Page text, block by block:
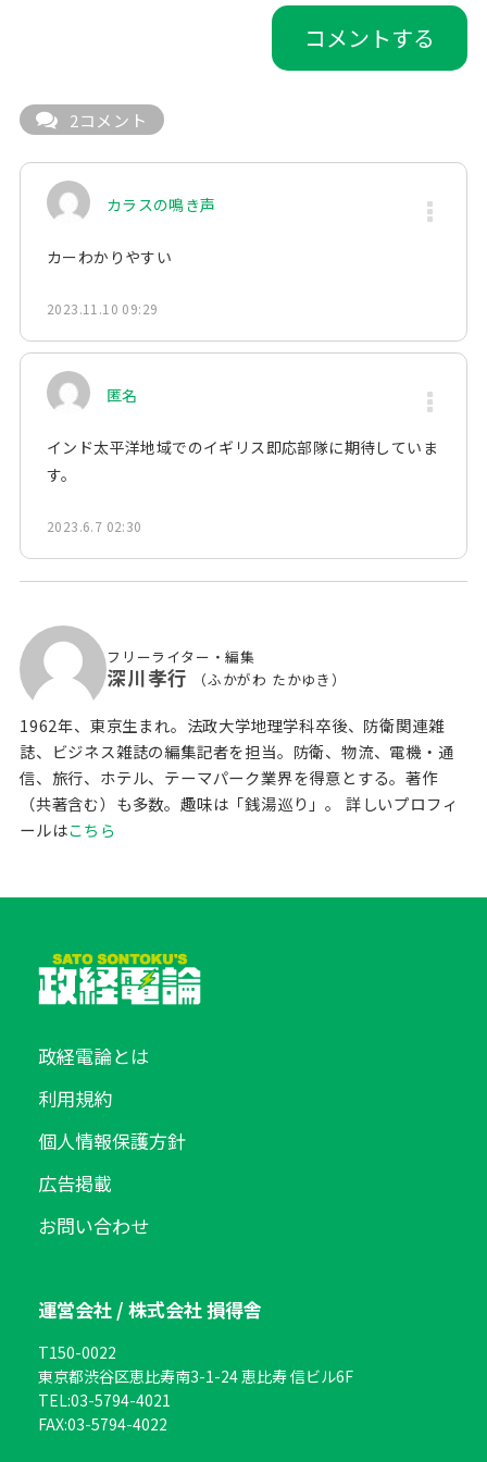
2コメント
カラスの鳴き声
カーわかりやすい
2023.11.10 09:29
匿名
インド太平洋地域でのイギリス即応部隊に期待していま
す。
2023.6.7 02:30
フリーライター・編集
深川孝行 （ふかがわ たかゆき）
1962年、東京生まれ。法政大学地理学科卒後、防衛関連雑
誌、ビジネス雑誌の編集記者を担当。防衛、物流、電機・通
信、旅行、ホテル、テーマパーク業界を得意とする。著作
（共著含む）も多数。趣味は「銭湯巡り」。 詳しいプロフィ
ールはこちら
運営会社 / 株式会社 損得舎
T150-0022
東京都渋谷区恵比寿南3-1-24 恵比寿 信ビル6F
TEL:03-5794-4021
FAX:03-5794-4022
政経電論とは
利用規約
個人情報保護方針
広告掲載
お問い合わせ